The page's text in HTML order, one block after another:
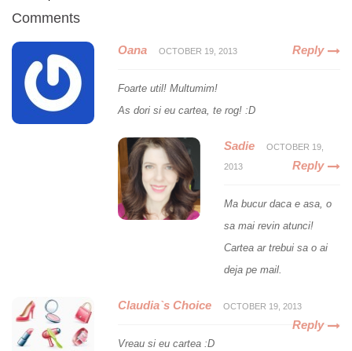
Comments
Oana OCTOBER 19, 2013 Reply
Foarte util! Multumim!
As dori si eu cartea, te rog! :D
Sadie OCTOBER 19,
2013 Reply
Ma bucur daca e asa, o
sa mai revin atunci!
Cartea ar trebui sa o ai
deja pe mail.
Claudia`s Choice OCTOBER 19, 2013
Reply
Vreau si eu cartea :D